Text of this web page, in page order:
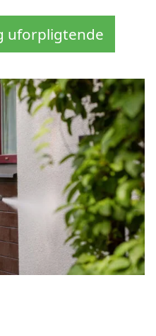
uforpligtende